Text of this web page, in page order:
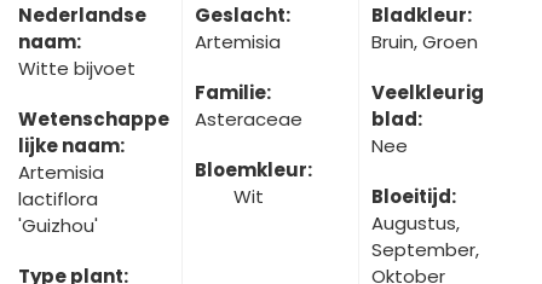
Nederlandse
naam:
Witte bijvoet
Wetenschappe
lijke naam:
Artemisia
lactiflora
'Guizhou'
Type plant:
Geslacht:
Artemisia
Familie:
Asteraceae
Bloemkleur:
Wit
Bladkleur:
Bruin, Groen
Veelkleurig
blad:
Nee
Bloeitijd:
Augustus,
September,
Oktober